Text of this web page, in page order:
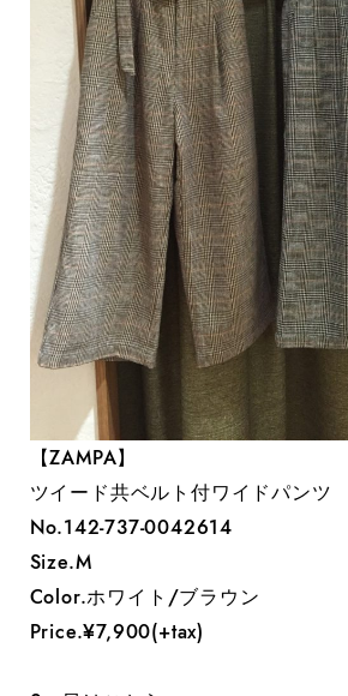
【ZAMPA】
ツイード共ベルト付ワイドパンツ
No.142-737-0042614
Size.M
Color.ホワイト/ブラウン
Price.¥7,900(+tax)